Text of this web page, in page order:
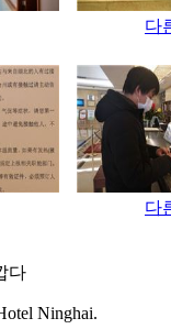
다
다
다
Ninghai.